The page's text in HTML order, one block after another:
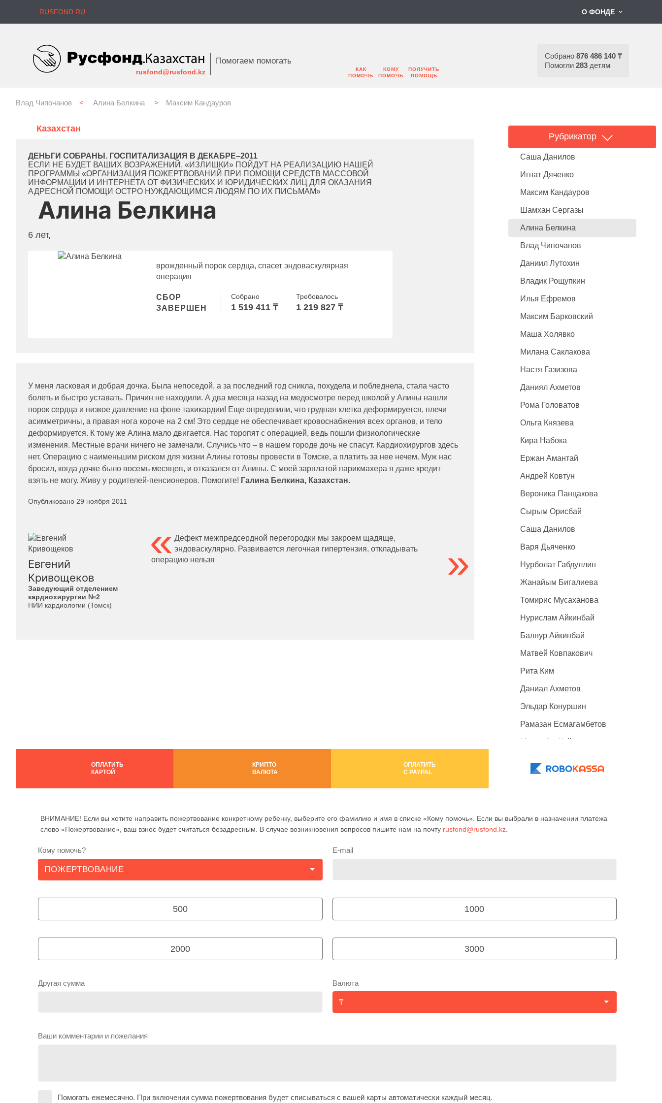
RUSFOND.RU О ФОНДЕ
Помогаем помогать
rusfond@rusfond.kz
КАК
ПОМОЧЬ
КОМУ
ПОМОЧЬ
ПОЛУЧИТЬ
ПОМОЩЬ
Собрано 876 486 140 ₸
Помогли 283 детям
Рубрикатор
Саша Данилов
Игнат Дяченко
Максим Кандауров
Шамхан Сергазы
Алина Белкина
Влад Чипочанов
Даниил Лутохин
Владик Рощупкин
Илья Ефремов
Максим Барковский
Маша Холявко
Милана Саклакова
Настя Газизова
Даниял Ахметов
Рома Головатов
Ольга Князева
Кира Набока
Ержан Амантай
Андрей Ковтун
Вероника Панцакова
Сырым Орисбай
Саша Данилов
Варя Дьяченко
Нурболат Габдуллин
Жанайым Бигалиева
Томирис Мусаханова
Нурислам Айкинбай
Балнур Айкинбай
Матвей Ковпакович
Рита Ким
Даниал Ахметов
Эльдар Конуршин
Рамазан Есмагамбетов
Махамбет Кайролда
Настя Гарилева
Вероника Панцакова
Эмирхан Алиев
Влад Чипочанов < Алина Белкина > Максим Кандауров
Казахстан
Алина Белкина
6 лет,
врожденный порок сердца, спасет эндоваскулярная
операция
СБОР
ЗАВЕРШЕН
Собрано
1 519 411 ₸
Требовалось
1 219 827 ₸
ДЕНЬГИ СОБРАНЫ. ГОСПИТАЛИЗАЦИЯ В ДЕКАБРЕ–2011
ЕСЛИ НЕ БУДЕТ ВАШИХ ВОЗРАЖЕНИЙ, «ИЗЛИШКИ» ПОЙДУТ НА РЕАЛИЗАЦИЮ НАШЕЙ
ПРОГРАММЫ «ОРГАНИЗАЦИЯ ПОЖЕРТВОВАНИЙ ПРИ ПОМОЩИ СРЕДСТВ МАССОВОЙ
ИНФОРМАЦИИ И ИНТЕРНЕТА ОТ ФИЗИЧЕСКИХ И ЮРИДИЧЕСКИХ ЛИЦ ДЛЯ ОКАЗАНИЯ
АДРЕСНОЙ ПОМОЩИ ОСТРО НУЖДАЮЩИМСЯ ЛЮДЯМ ПО ИХ ПИСЬМАМ»
У меня ласковая и добрая дочка. Была непоседой, а за последний год сникла, похудела и побледнела, стала часто
болеть и быстро уставать. Причин не находили. А два месяца назад на медосмотре перед школой у Алины нашли
порок сердца и низкое давление на фоне тахикардии! Еще определили, что грудная клетка деформируется, плечи
асимметричны, а правая нога короче на 2 см! Это сердце не обеспечивает кровоснабжения всех органов, и тело
деформируется. К тому же Алина мало двигается. Нас торопят с операцией, ведь пошли физиологические
изменения. Местные врачи ничего не замечали. Случись что – в нашем городе дочь не спасут. Кардиохирургов здесь
нет. Операцию с наименьшим риском для жизни Алины готовы провести в Томске, а платить за нее нечем. Муж нас
бросил, когда дочке было восемь месяцев, и отказался от Алины. С моей зарплатой парикмахера я даже кредит
взять не могу. Живу у родителей-пенсионеров. Помогите! Галина Белкина, Казахстан.
Опубликовано 29 ноября 2011
Евгений
Кривощеков
Заведующий отделением
кардиохирургии №2
НИИ кардиологии (Томск)
Дефект межпредсердной перегородки мы закроем щадяще,
эндоваскулярно. Развивается легочная гипертензия, откладывать
операцию нельзя
ОПЛАТИТЬ
КАРТОЙ
КРИПТО
ВАЛЮТА
ОПЛАТИТЬ
C PAYPAL
ВНИМАНИЕ! Если вы хотите направить пожертвование конкретному ребенку, выберите его фамилию и имя в списке «Кому помочь». Если вы выбрали в назначении платежа
слово «Пожертвование», ваш взнос будет считаться безадресным. В случае возникновения вопросов пишите нам на почту rusfond@rusfond.kz
Кому помочь? E-mail
500 1000
2000 3000
Другая сумма Валюта
Ваши комментарии и пожелания
Помогать ежемесячно. При включении сумма пожертвования будет списываться с вашей карты автоматически каждый месяц.